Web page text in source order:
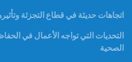
اتجاهات حديثة في قطاع التجزئة
التحديات التي تواجه الأعمال في
الصحية